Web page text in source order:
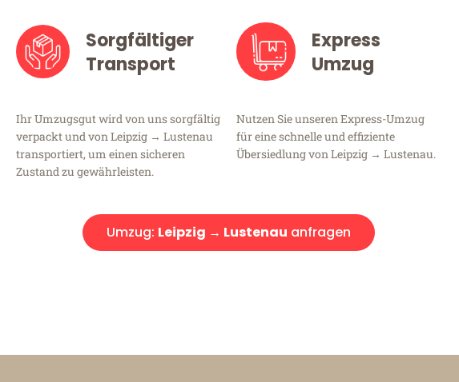
Sorgfältiger
Transport
Ihr Umzugsgut wird von uns sorgfältig
verpackt und von Leipzig → Lustenau
transportiert, um einen sicheren
Zustand zu gewährleisten.
Express
Umzug
Nutzen Sie unseren Express-Umzug
für eine schnelle und effiziente
Übersiedlung von Leipzig → Lustenau.
Umzug: Leipzig → Lustenau anfragen